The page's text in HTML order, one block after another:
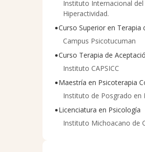
Instituto Internacional
Hiperactividad.
•Curso Superior en Terapia
Campus Psicotucuman
•Curso Terapia de
Instituto CAPSICC
•Maestría en Psicoterapia
Instituto de Posgrado en
•Licenciatura en Psicología
Instituto Michoacano de